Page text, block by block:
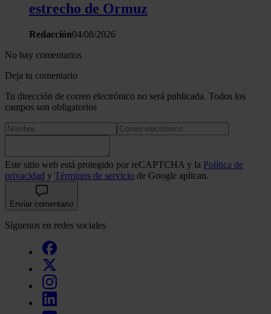
estrecho de Ormuz
Redacción04/08/2026
No hay comentarios
Deja tu comentario
Tu dirección de correo electrónico no será publicada. Todos los
campos son obligatorios
Este sitio web está protegido por reCAPTCHA y la Política de
privacidad y Términos de servicio de Google aplican.
Enviar comentario
Síguenos en redes sociales